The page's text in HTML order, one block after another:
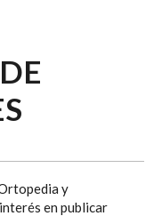
y
en publicar